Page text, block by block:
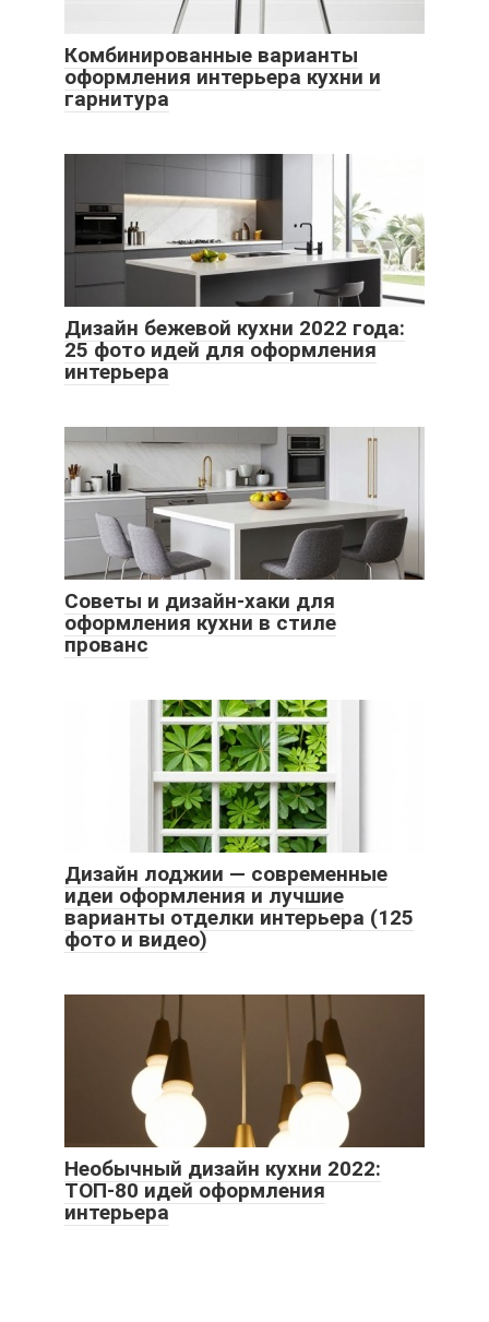
Комбинированные варианты
оформления интерьера кухни и
гарнитура
Дизайн бежевой кухни 2022 года:
25 фото идей для оформления
интерьера
Советы и дизайн-хаки для
оформления кухни в стиле
прованс
Дизайн лоджии — современные
идеи оформления и лучшие
варианты отделки интерьера (125
фото и видео)
Необычный дизайн кухни 2022:
ТОП-80 идей оформления
интерьера